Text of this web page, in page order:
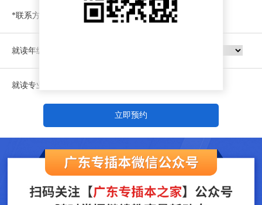
*联系方式
就读年级
就读专业
立即预约